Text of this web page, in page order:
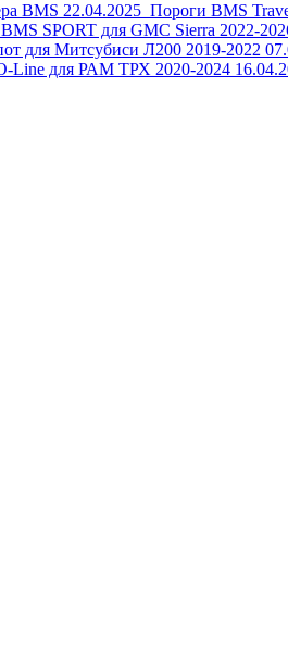
BMS 22.04.2025 Пороги BMS
SPORT для GMC Sierra 2022-
для Митсубиси Л200 2019-2022
Line для РАМ ТРХ 2020-2024